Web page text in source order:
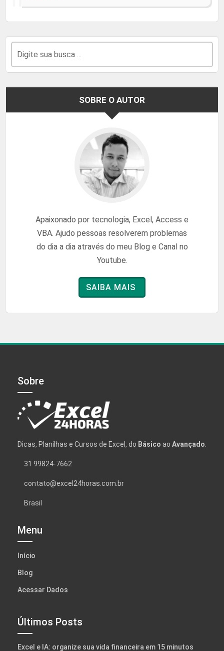
SOBRE O AUTOR
Apaixonado por tecnologia, Excel, Access e
VBA. Ajudo pessoas resolverem problemas
do dia a dia através do meu Blog e Canal no
Youtube.
SAIBA MAIS
Sobre
Dicas, Planilhas e Cursos de Excel, do Básico ao Avançado
31 99824-7662
contato@excel24horas.com.br
Brasil
Menu
Início
Blog
Acessar Dados
Últimos Posts
Excel e IA: organize sua vida financeira em 15 minutos